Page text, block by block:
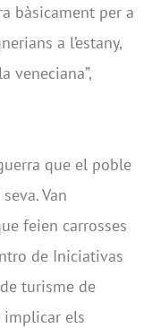
bàsicament per a
a l’estany,
veneciana”,
que el poble
Van
feien carrosses
de Iniciativas
turisme de
implicar els